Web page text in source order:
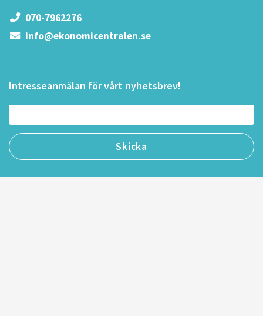
070-7962276
info@ekonomicentralen.se
Intresseanmälan för vårt nyhetsbrev!